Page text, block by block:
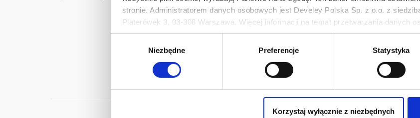
stronie. Administratorem danych osobowych jest Develey Polska Sp. z o.o. z
Platerówek 3, 03-308 Warszawa. Więcej informacji na temat przetwarzania danych
Prywatności.
Ten baner umożliwia ustawienie Twoich preferencji tylko na naszej stronie.
przetwarzaniu danych osobowych jest wPolityki prywatności
Niezbędne Preferencje Statystyka
Korzystaj wyłącznie z niezbędnych
Inne Artykuły